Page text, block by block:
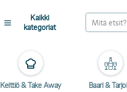
Kaikki
kategoriat
Keittiö & Take Away Baari &